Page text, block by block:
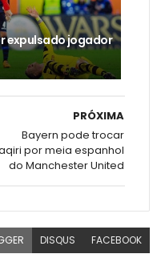
expulsado jogador
PRÓXIMA
Bayern pode trocar
por meia espanhol
do Manchester United
DISQUS FACEBOOK